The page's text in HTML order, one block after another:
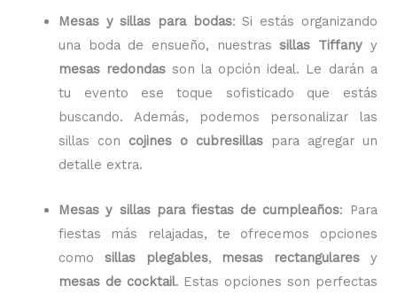
Mesas y sillas para bodas: Si estás organizando
una boda de ensueño, nuestrassillas Tiffanyy
mesas redondas son la opción ideal. Le darán a
tu evento ese toque sofisticado que estás
buscando. Además, podemos personalizar las
sillas con cojines o cubresillaspara agregar un
detalle extra.
Mesas y sillas para fiestas de cumpleaños: Para
fiestas más relajadas, te ofrecemos opciones
como sillas plegables, mesas rectangularesy
mesas de cocktail. Estas opciones son perfectas